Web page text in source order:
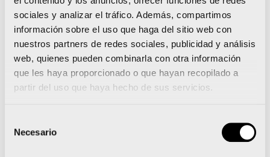
sociales y analizar el tráfico. Además, compartimos
información sobre el uso que haga del sitio web con
nuestros partners de redes sociales, publicidad y análisis
web, quienes pueden combinarla con otra información
que les haya proporcionado o que hayan recopilado a
partir del uso que haya hecho de sus servicios.
Necesario
– Trio femenino
– Cuarteto masculino
– Cuarteto mixto
– Cuarteto femenino
– Libre masculino
5K: